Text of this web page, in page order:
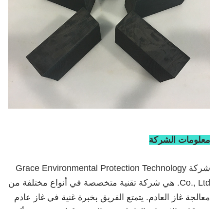
معلومات الشركة
شركة Grace Environmental Protection Technology
Co., Ltd. هي شركة تقنية متخصصة في أنواع مختلفة من
معالجة غاز العادم. يتمتع الفريق بخبرة غنية في غاز عادم